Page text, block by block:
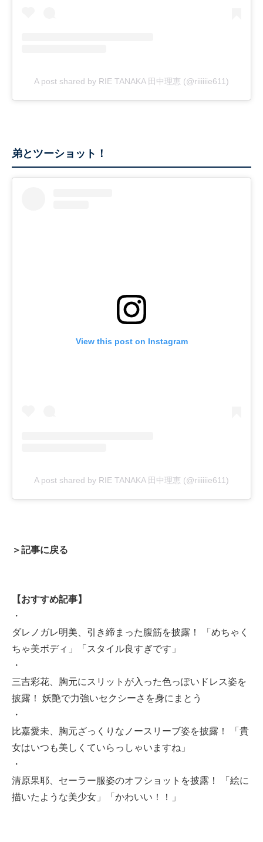
A post shared by RIE TANAKA 田中理恵 (@riiiiiie611)
弟とツーショット！
View this post on Instagram
A post shared by RIE TANAKA 田中理恵 (@riiiiiie611)
＞記事に戻る
【おすすめ記事】
・
ダレノガレ明美、引き締まった腹筋を披露！ 「めちゃく
ちゃ美ボディ」「スタイル良すぎです」
・
三吉彩花、胸元にスリットが入った色っぽいドレス姿を
披露！ 妖艶で力強いセクシーさを身にまとう
・
比嘉愛未、胸元ざっくりなノースリーブ姿を披露！ 「貴
女はいつも美しくていらっしゃいますね」
・
清原果耶、セーラー服姿のオフショットを披露！ 「絵に
描いたような美少女」「かわいい！！」